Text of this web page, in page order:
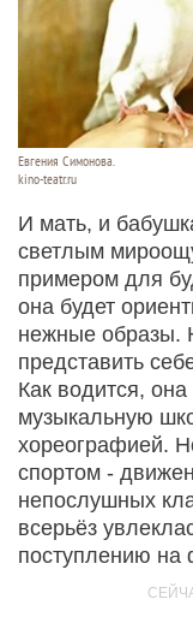
Евгения Симонова.
kino-teatr.ru
И мать, и
светлым
примером для
она будет
нежные образы.
представить
Как водится,
музыкальную
хореографией.
спортом -
непослушных
всерьёз
поступлению на